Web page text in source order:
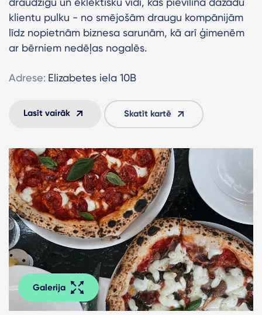
klientu pulku - no smējošām draugu kompānijām
līdz nopietnām biznesa sarunām, kā arī ģimenēm
ar bērniem nedēļas nogalēs.
Adrese: Elizabetes iela 10B
Lasīt vairāk Skatīt kartē
Galerija